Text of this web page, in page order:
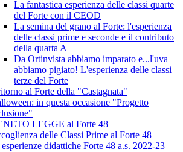
La fantastica esperienza delle classi quarte
del Forte con il CEOD
La semina del grano al Forte: l'esperienza
delle classi prime e seconde e il contributo
della quarta A
Da Ortinvista abbiamo imparato e...l'uva
abbiamo pigiato! L'esperienza delle classi
terze del Forte
al Forte della "Castagnata"
in questa occasione "Progetto
LEGGE al Forte 48
delle Classi Prime al Forte 48
didattiche Forte 48 a.s. 2022-23